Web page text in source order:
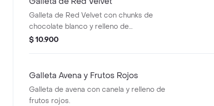
Galleta de Red Velvet con chunks de
chocolate blanco y relleno de
Cheesecake.
$ 10.900
Galleta Avena y Frutos Rojos
Galleta de avena con canela y relleno de
frutos rojos.